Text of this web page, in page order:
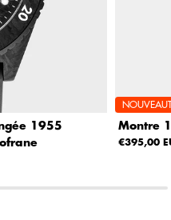
1955
Montre
€395,00